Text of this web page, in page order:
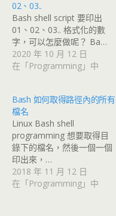
02、03..
Bash shell script 要印出
01、02、03.. 格式化的數
字，可以怎麼做呢？ Ba…
2020 年 10 月 12 日
在「Programming」中
Bash 如何取得路徑內的所有
檔名
Linux Bash shell
programming 想要取得目
錄下的檔名，然後一個一個
印出來，…
2018 年 11 月 12 日
在「Programming」中